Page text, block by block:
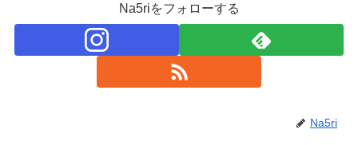
Na5riをフォローする
Na5ri